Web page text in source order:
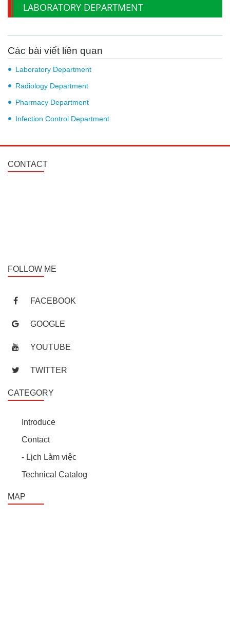
LABORATORY DEPARTMENT
Các bài viết liên quan
Laboratory Department
Radiology Department
Pharmacy Department
Infection Control Department
CONTACT
FOLLOW ME
FACEBOOK
GOOGLE
YOUTUBE
TWITTER
CATEGORY
Introduce
Contact
- Lịch Làm việc
Technical Catalog
MAP